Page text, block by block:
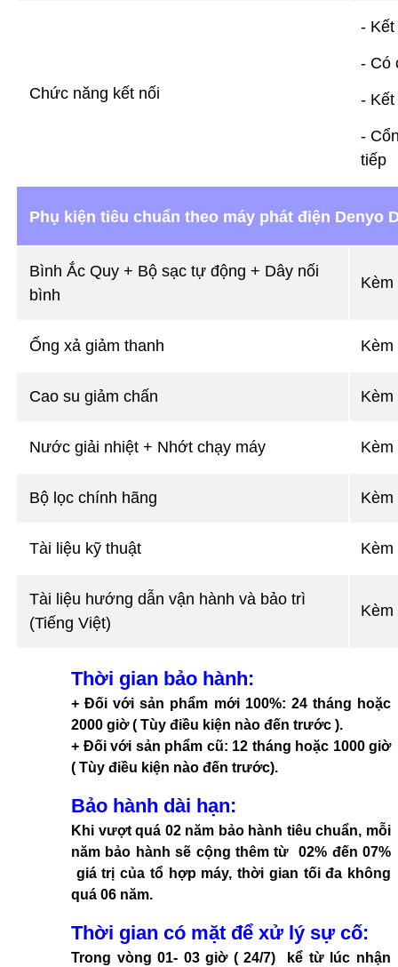
Chức năng kết nối
-
- Có
-
-
tiếp
Phụ kiện tiêu chuẩn theo máy phát điện Denyo
Bình Ắc Quy + Bộ sạc tự động + Dây nối
bình
Kèm
Ống xả giảm thanh Kèm
Cao su giảm chấn Kèm
Nước giải nhiệt + Nhớt chạy máy Kèm
Bộ lọc chính hãng Kèm
Tài liệu kỹ thuật Kèm
Tài liệu hướng dẫn vận hành và bảo trì
(Tiếng Việt)
Kèm
Thời gian bảo hành:
+ Đối với sản phẩm mới 100%: 24 tháng hoặc
2000 giờ ( Tùy điều kiện nào đến trước ).
+ Đối với sản phẩm cũ: 12 tháng hoặc 1000 giờ
( Tùy điều kiện nào đến trước).
Bảo hành dài hạn:
Khi vượt quá 02 năm bảo hành tiêu chuẩn, mỗi
năm bảo hành sẽ cộng thêm từ 02% đến 07%
giá trị của tổ hợp máy, thời gian tối đa không
quá 06 năm.
Thời gian có mặt để xử lý sự cố:
Trong vòng 01- 03 giờ ( 24/7) kể từ lúc nhận